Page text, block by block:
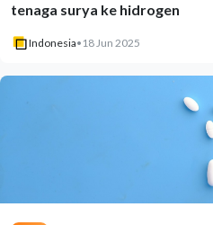
tenaga surya ke hidrogen
Indonesia• 18 Jun 2025